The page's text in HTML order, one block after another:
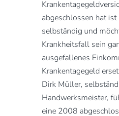
abgeschlossen hat ist
selbständig und
Krankheitsfall sein
ausgefallenes
Krankentagegeld
Dirk Müller,
Handwerksmeister,
eine 2008